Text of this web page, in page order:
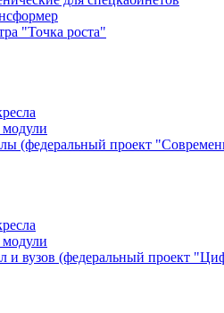
"Точка роста"
(федеральный проект
и вузов (федеральный проект